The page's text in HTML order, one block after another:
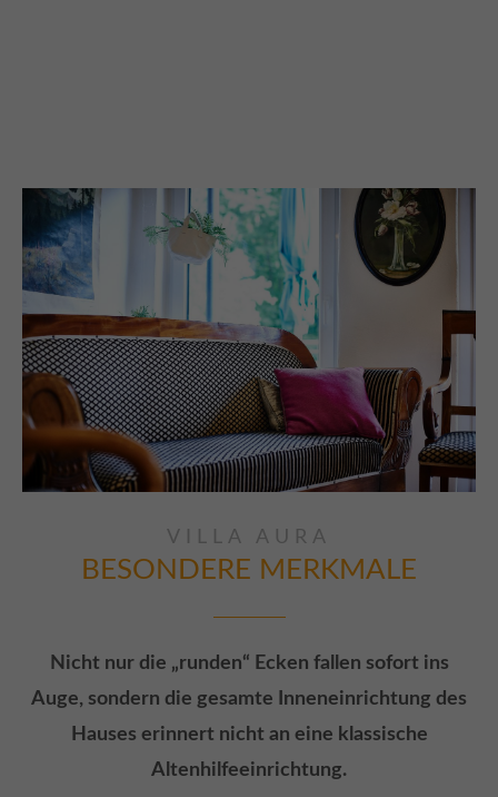
VILLA AURA
BESONDERE MERKMALE
Nicht nur die „runden“ Ecken fallen sofort ins
Auge, sondern die gesamte Inneneinrichtung des
Hauses erinnert nicht an eine klassische
Altenhilfeeinrichtung.